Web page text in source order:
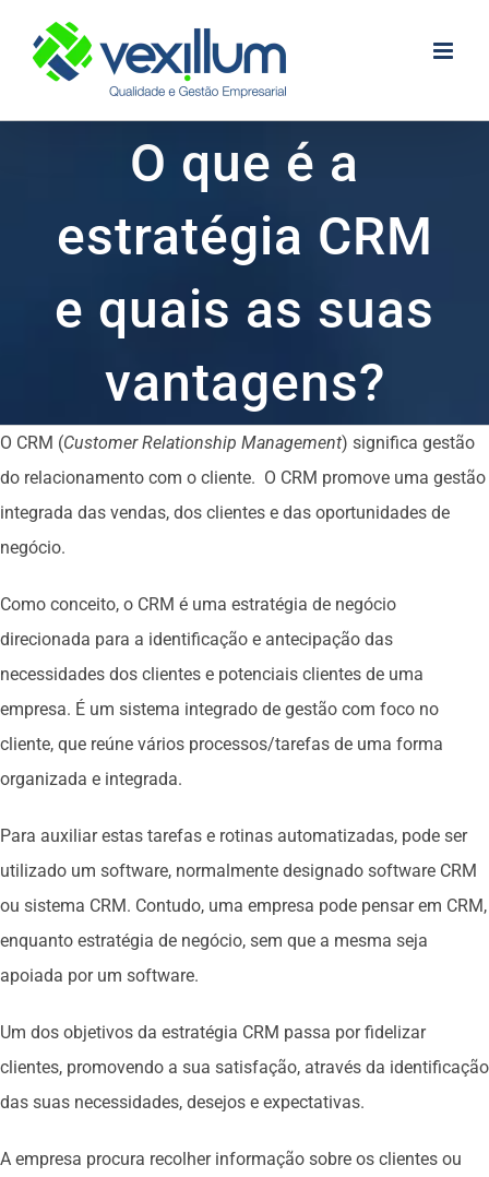
content
O que é a
estratégia CRM
e quais as suas
vantagens?
O CRM (Customer Relationship Management) significa gestão
do relacionamento com o cliente. O CRM promove uma gestão
integrada das vendas, dos clientes e das oportunidades de
negócio.
Como conceito, o CRM é uma estratégia de negócio
direcionada para a identificação e antecipação das
necessidades dos clientes e potenciais clientes de uma
empresa. É um sistema integrado de gestão com foco no
cliente, que reúne vários processos/tarefas de uma forma
organizada e integrada.
Para auxiliar estas tarefas e rotinas automatizadas, pode ser
utilizado um software, normalmente designado software CRM
ou sistema CRM. Contudo, uma empresa pode pensar em CRM,
enquanto estratégia de negócio, sem que a mesma seja
apoiada por um software.
Um dos objetivos da estratégia CRM passa por fidelizar
clientes, promovendo a sua satisfação, através da identificação
das suas necessidades, desejos e expectativas.
A empresa procura recolher informação sobre os clientes ou